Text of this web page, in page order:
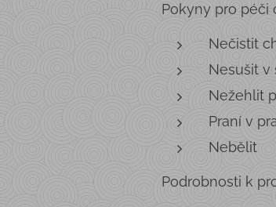
Pokyny pro péči
Nečistit
Nesušit v
Nežehlit
Praní v
Nebělit
Podrobnosti k